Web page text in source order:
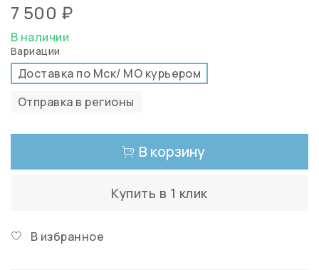
7 500 ₽
В наличии
Вариации
Доставка по Мск/ МО курьером
Отправка в регионы
В корзину
Купить в 1 клик
В избранное